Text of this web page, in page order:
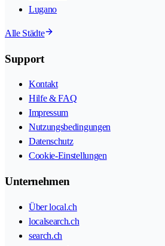
Lugano
Alle Städte
Support
Kontakt
Hilfe & FAQ
Impressum
Nutzungsbedingungen
Datenschutz
Cookie-Einstellungen
Unternehmen
Über local.ch
localsearch.ch
search.ch